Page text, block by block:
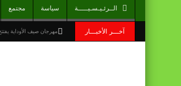
الــرئـيـسـيـــــة سياسة مجتمع
آخـــر الأخبـــار مهرجان صيف الأوداية